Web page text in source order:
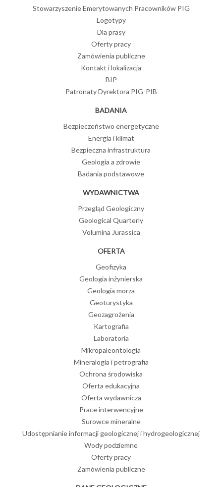
Stowarzyszenie Emerytowanych Pracowników PIG
Logotypy
Dla prasy
Oferty pracy
Zamówienia publiczne
Kontakt i lokalizacja
BIP
Patronaty Dyrektora PIG-PIB
BADANIA
Bezpieczeństwo energetyczne
Energia i klimat
Bezpieczna infrastruktura
Geologia a zdrowie
Badania podstawowe
WYDAWNICTWA
Przegląd Geologiczny
Geological Quarterly
Volumina Jurassica
OFERTA
Geofizyka
Geologia inżynierska
Geologia morza
Geoturystyka
Geozagrożenia
Kartografia
Laboratoria
Mikropaleontologia
Mineralogia i petrografia
Ochrona środowiska
Oferta edukacyjna
Oferta wydawnicza
Prace interwencyjne
Surowce mineralne
Udostępnianie informacji geologicznej i hydrogeologicznej
Wody podziemne
Oferty pracy
Zamówienia publiczne